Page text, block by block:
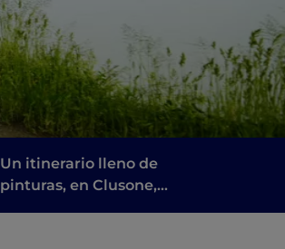
Un itinerario lleno de
pinturas, en Clusone,